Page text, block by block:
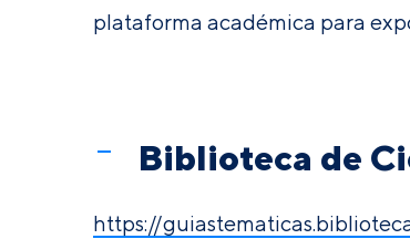
plataforma académica para
Biblioteca de
https://